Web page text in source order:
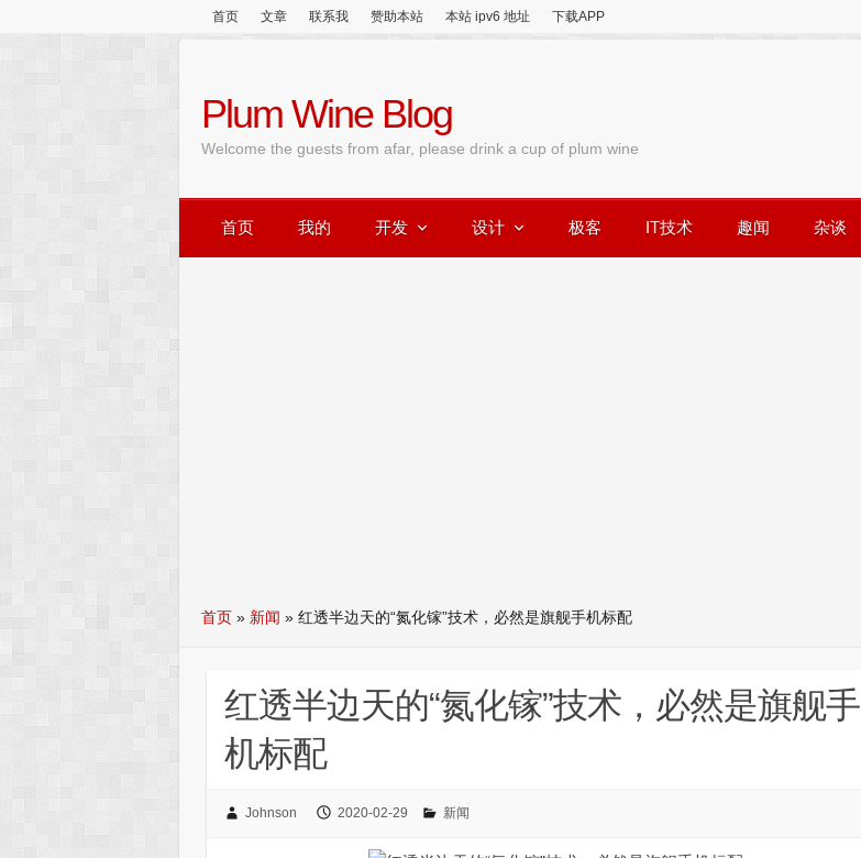
首页 文章 联系我 赞助本站 本站 ipv6 地址 下载APP
Plum Wine Blog
Welcome the guests from afar, please drink a cup of plum wine
首页 我的 开发 设计 极客 IT技术 趣闻 杂谈
首页 » 新闻 » 红透半边天的“氮化镓”技术，必然是旗舰手机标配
红透半边天的“氮化镓”技术，必然是旗舰手
机标配
Johnson 2020-02-29 新闻